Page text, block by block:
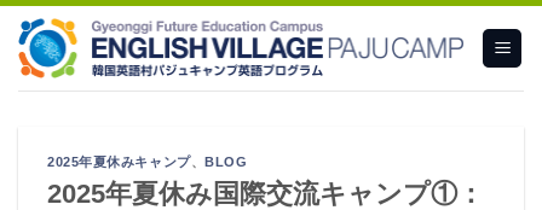
content
2025年夏休みキャンプ、BLOG
2025年夏休み国際交流キャンプ①：